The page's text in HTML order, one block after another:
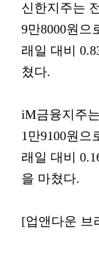
신한지주는
9만8000원으
래일 대비
쳤다.
iM금융지주
1만9100원으
래일 대비
을 마쳤다.
[업앤다운 브